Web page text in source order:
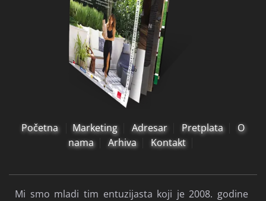
Početna Marketing Adresar Pretplata
O
nama
Arhiva Kontakt
Mi smo mladi tim entuzijasta koji je 2008. godine